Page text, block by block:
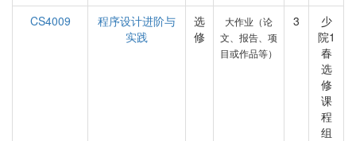
CS4009
程序设计进阶与
实践
选
修
大作业（论
文、报告、项
目或作品等）
3
少
院1
春
选
修
课
程
组